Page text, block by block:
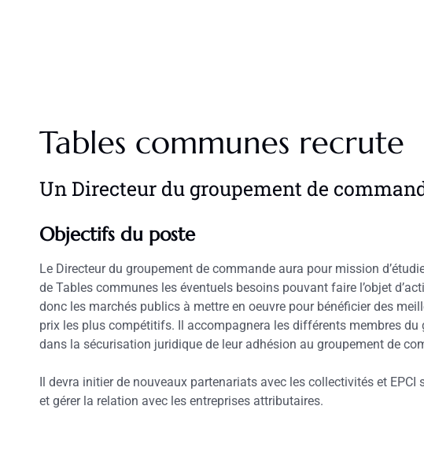
Tables communes recrute
Un Directeur du groupement de
Objectifs du poste
Le Directeur du groupement de commande aura pour mission
de Tables communes les éventuels besoins pouvant faire l’objet
donc les marchés publics à mettre en oeuvre pour bénéficier des
prix les plus compétitifs. Il accompagnera les différents membres du
dans la sécurisation juridique de leur adhésion au groupement de
Il devra initier de nouveaux partenariats avec les collectivités et EPCI
et gérer la relation avec les entreprises attributaires.